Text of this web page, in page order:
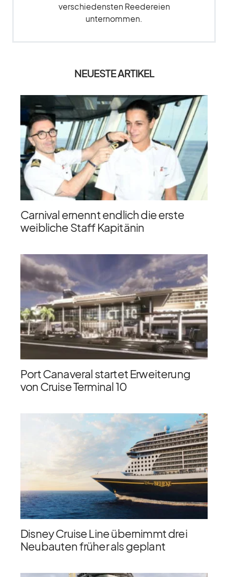
verschiedensten Reedereien
unternommen.
NEUESTE ARTIKEL
Carnival ernennt endlich die erste
weibliche Staff Kapitänin
Port Canaveral startet Erweiterung
von Cruise Terminal 10
Disney Cruise Line übernimmt drei
Neubauten früher als geplant